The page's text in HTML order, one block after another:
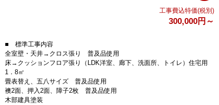
工事費込特価(税別)
300,000円～
■ 標準工事内容
全室壁・天井→クロス張り 普及品使用
床→クッションフロア張り（LDK洋室、廊下、洗面所、トイレ）住宅用
1．8㎡
畳表替え、五八サイズ 普及品使用
襖2面、押入2面、障子2枚 普及品使用
木部建具塗装
初めての方へ